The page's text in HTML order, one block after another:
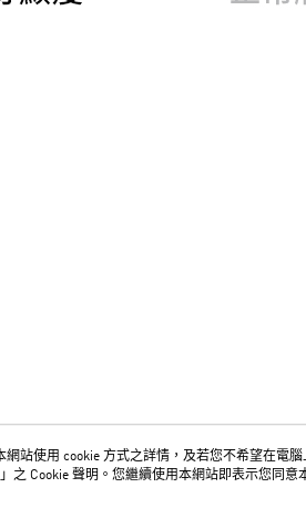
關於我們
站使用 cookie 方式之詳情，及若您不希望在電
」之 Cookie 聲明。您繼續使用本網站即表示您同意